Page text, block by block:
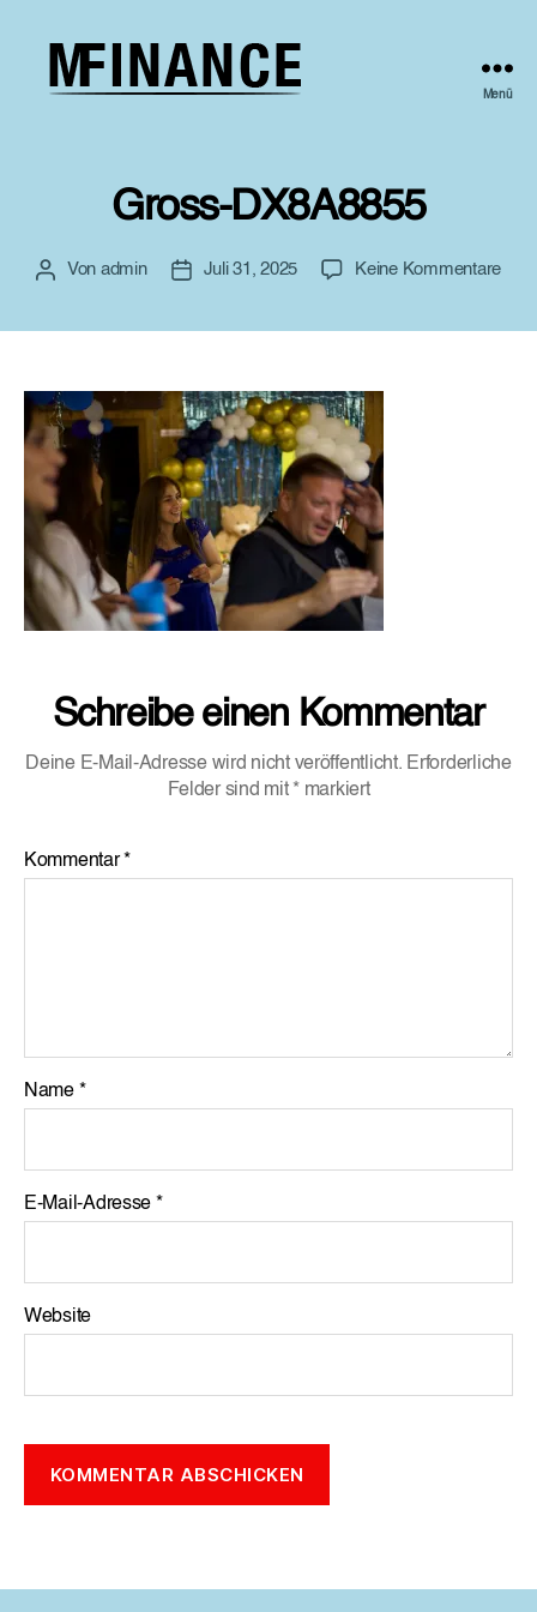
Menü
Gross-DX8A8855
Beitragsautor
Von admin Beitragsdatum
Juli 31, 2025 Keine Kommentarezu
Schreibe einen Kommentar
Deine E-Mail-Adresse wird nicht veröffentlicht. Erforderliche
Felder sind mit * markiert
Kommentar*
Name *
E-Mail-Adresse *
Website